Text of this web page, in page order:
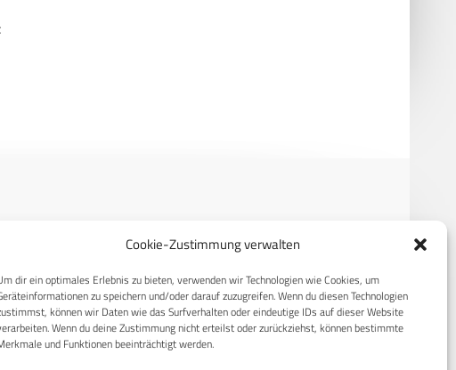
Cookie-Zustimmung verwalten
dir ein optimales Erlebnis zu bieten, verwenden wir Technologien wie Cookies, um
zu speichern und/oder darauf zuzugreifen. Wenn du diesen Technologien
können wir Daten wie das Surfverhalten oder eindeutige IDs auf dieser Website
Wenn du deine Zustimmung nicht erteilst oder zurückziehst, können bestimmte
und Funktionen beeinträchtigt werden.
RECHTLICHES
Datenschutzerklärung
Cookie-Richtlinie (EU)
AGB